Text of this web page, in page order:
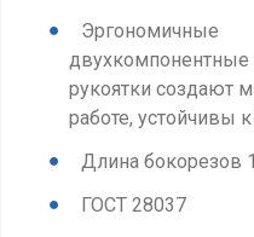
Эргономичные
двухкомпонентные
рукоятки создают
работе, устойчивы
Длина бокорезов
ГОСТ 28037